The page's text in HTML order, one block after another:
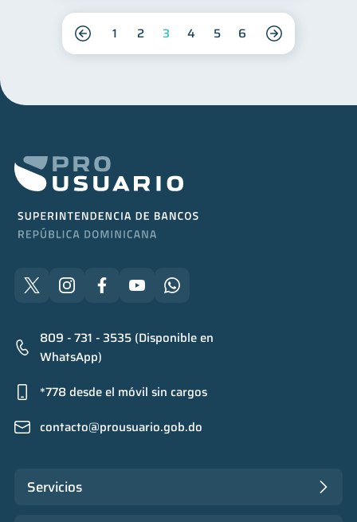
1 2 3 4 5 6
809 - 731 - 3535 (Disponible en
WhatsApp)
*778 desde el móvil sin cargos
contacto@prousuario.gob.do
Servicios